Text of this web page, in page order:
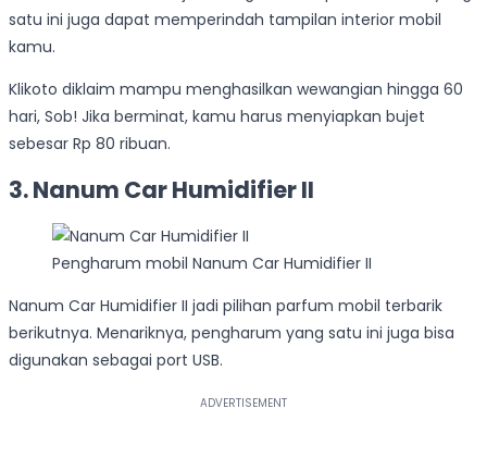
satu ini juga dapat memperindah tampilan interior mobil
kamu.
Klikoto diklaim mampu menghasilkan wewangian hingga 60
hari, Sob! Jika berminat, kamu harus menyiapkan bujet
sebesar Rp 80 ribuan.
3. Nanum Car Humidifier II
Pengharum mobil Nanum Car Humidifier II
Nanum Car Humidifier II jadi pilihan parfum mobil terbarik
berikutnya. Menariknya, pengharum yang satu ini juga bisa
digunakan sebagai port USB.